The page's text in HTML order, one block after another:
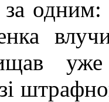
одним: